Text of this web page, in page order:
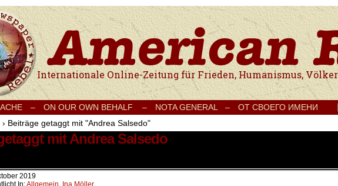
Internationale Onlinezeitung für Frieden, Humanismus, Völkerverständigung und
– ON OUR OWN BEHALF – NOTA GENERAL –
ОТ СВОЕГО ИМЕНИ
› Beiträge getaggt mit "Andrea Salsedo"
mit Andrea Salsedo
2019
In:Allgemein, Ina Möller